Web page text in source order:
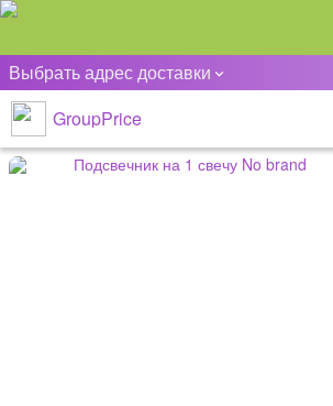
Выбрать адрес доставки
GroupPrice